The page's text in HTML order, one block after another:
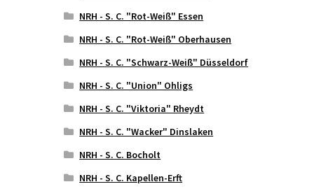
NRH - S. C. "Rot-Weiß" Essen
NRH - S. C. "Rot-Weiß" Oberhausen
NRH - S. C. "Schwarz-Weiß" Düsseldorf
NRH - S. C. "Union" Ohligs
NRH - S. C. "Viktoria" Rheydt
NRH - S. C. "Wacker" Dinslaken
NRH - S. C. Bocholt
NRH - S. C. Kapellen-Erft